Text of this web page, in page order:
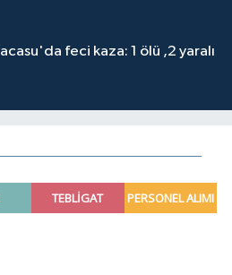
feci kaza: 1 ölü ,2 yaralı